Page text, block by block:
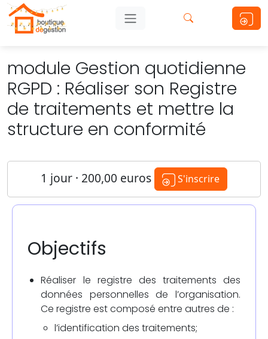
module Gestion quotidienne
RGPD : Réaliser son Registre
de traitements et mettre la
structure en conformité
1 jour · 200,00 euros S'inscrire
Objectifs
Réaliser le registre des traitements des
données personnelles de l’organisation.
Ce registre est composé entre autres de :
l’identification des traitements;